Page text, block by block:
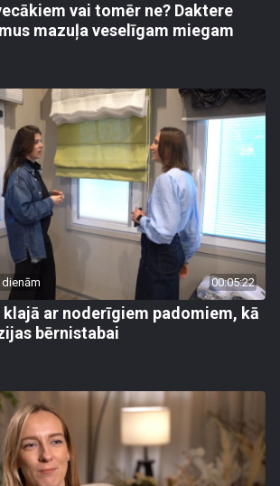
vai tomēr ne? Daktere
mazuļa veselīgam miegam
00:05:22
ar noderīgiem padomiem, kā
bērnistabai